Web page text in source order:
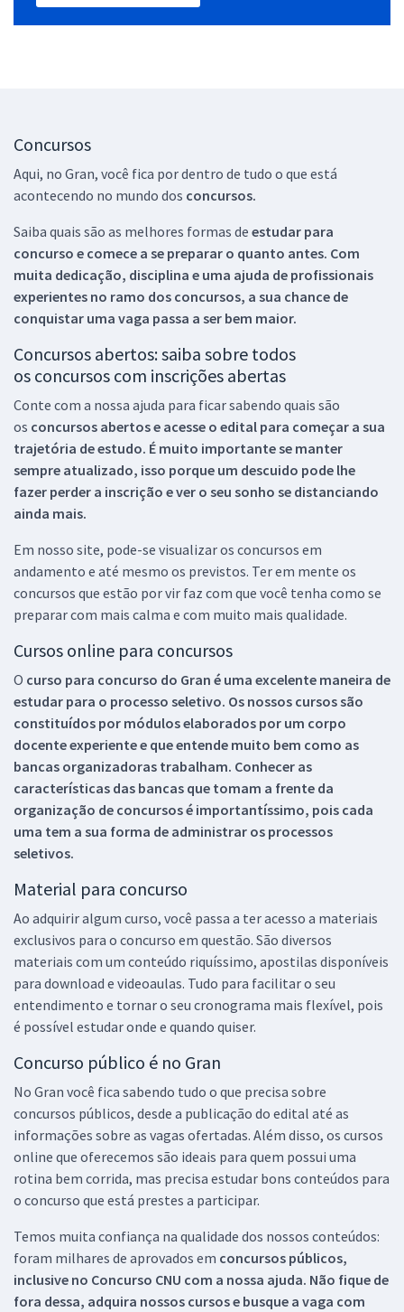
Concursos
Aqui, no Gran, você fica por dentro de tudo o que está
acontecendo no mundo dos concursos.
Saiba quais são as melhores formas de estudar para
concurso e comece a se preparar o quanto antes. Com
muita dedicação, disciplina e uma ajuda de profissionais
experientes no ramo dos concursos, a sua chance de
conquistar uma vaga passa a ser bem maior.
Concursos abertos: saiba sobre todos
os concursos com inscrições abertas
Conte com a nossa ajuda para ficar sabendo quais são
os concursos abertos e acesse o edital para começar a sua
trajetória de estudo. É muito importante se manter
sempre atualizado, isso porque um descuido pode lhe
fazer perder a inscrição e ver o seu sonho se distanciando
ainda mais.
Em nosso site, pode-se visualizar os concursos em
andamento e até mesmo os previstos. Ter em mente os
concursos que estão por vir faz com que você tenha como se
preparar com mais calma e com muito mais qualidade.
Cursos online para concursos
O curso para concurso do Gran é uma excelente maneira de
estudar para o processo seletivo. Os nossos cursos são
constituídos por módulos elaborados por um corpo
docente experiente e que entende muito bem como as
bancas organizadoras trabalham. Conhecer as
características das bancas que tomam a frente da
organização de concursos é importantíssimo, pois cada
uma tem a sua forma de administrar os processos
seletivos.
Material para concurso
Ao adquirir algum curso, você passa a ter acesso a materiais
exclusivos para o concurso em questão. São diversos
materiais com um conteúdo riquíssimo, apostilas disponíveis
para download e videoaulas. Tudo para facilitar o seu
entendimento e tornar o seu cronograma mais flexível, pois
é possível estudar onde e quando quiser.
Concurso público é no Gran
No Gran você fica sabendo tudo o que precisa sobre
concursos públicos, desde a publicação do edital até as
informações sobre as vagas ofertadas. Além disso, os cursos
online que oferecemos são ideais para quem possui uma
rotina bem corrida, mas precisa estudar bons conteúdos para
o concurso que está prestes a participar.
Temos muita confiança na qualidade dos nossos conteúdos:
foram milhares de aprovados em concursos públicos,
inclusive no Concurso CNU com a nossa ajuda. Não fique de
fora dessa, adquira nossos cursos e busque a vaga com